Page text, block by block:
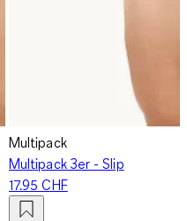
Multipack
Multipack 3er - Slip
17.95 CHF